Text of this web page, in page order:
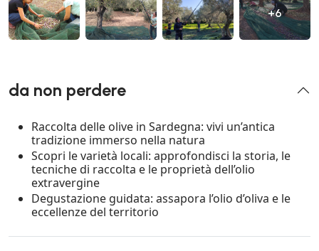
+6
da non perdere
Raccolta delle olive in Sardegna: vivi un’antica
tradizione immerso nella natura
Scopri le varietà locali: approfondisci la storia, le
tecniche di raccolta e le proprietà dell’olio
extravergine
Degustazione guidata: assapora l’olio d’oliva e le
eccellenze del territorio